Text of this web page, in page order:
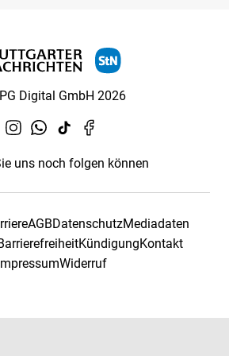
Digital GmbH 2026
uns noch folgen können
AGBDatenschutzMediadaten
KündigungKontakt
Widerruf